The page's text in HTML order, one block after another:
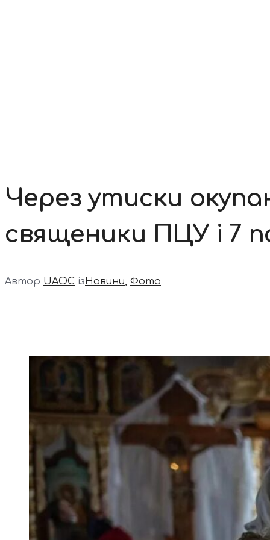
Через утиски
священики ПЦУ і 7
Автор UAOC ізНовини, Фото